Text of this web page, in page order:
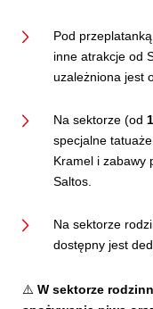
Pod
inne atrakcje od
uzależniona jest
Na sektorze (od
specjalne
Kramel i zabawy
Saltos.
Na sektorze
dostępny jest
⚠️ W sektorze